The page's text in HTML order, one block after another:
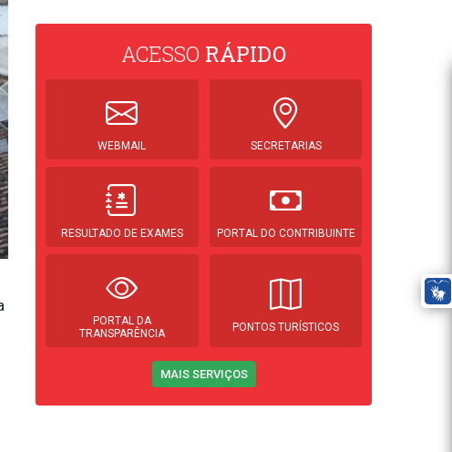
ACESSO RÁPIDO
WEBMAIL SECRETARIAS
RESULTADO DE EXAMES PORTAL DO CONTRIBUINTE
PORTAL DA
TRANSPARÊNCIA
PONTOS TURÍSTICOS
MAIS SERVIÇOS